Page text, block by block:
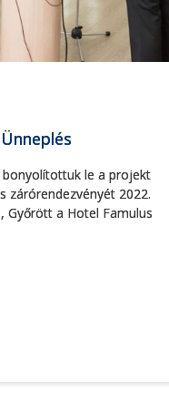
bonyolítottuk le a projekt
zárórendezvényét 2022.
Győrött a Hotel Famulus